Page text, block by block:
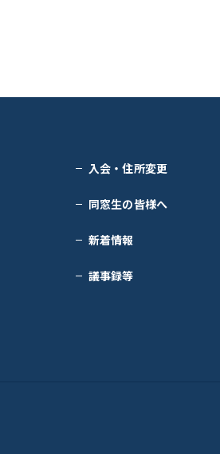
入会・住所変更
同窓生の皆様へ
新着情報
議事録等